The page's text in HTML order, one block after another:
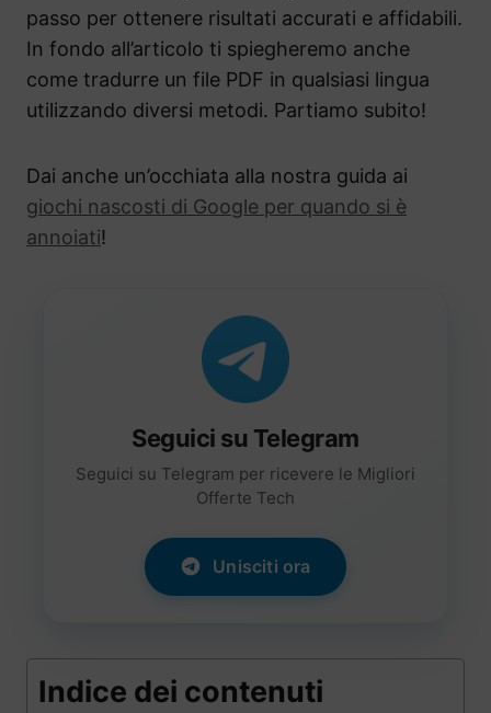
passo per ottenere risultati accurati e affidabili.
In fondo all’articolo ti spiegheremo anche
come tradurre un file PDF in qualsiasi lingua
utilizzando diversi metodi. Partiamo subito!
Dai anche un’occhiata alla nostra guida ai
giochi nascosti di Google per quando si è
annoiati!
Seguici su Telegram
Seguici su Telegram per ricevere le Migliori
Offerte Tech
Unisciti ora
Indice dei contenuti